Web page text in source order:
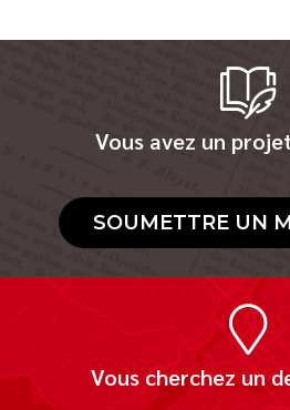
Vous avez un
SOUMETTRE UN
Vous cherchez un